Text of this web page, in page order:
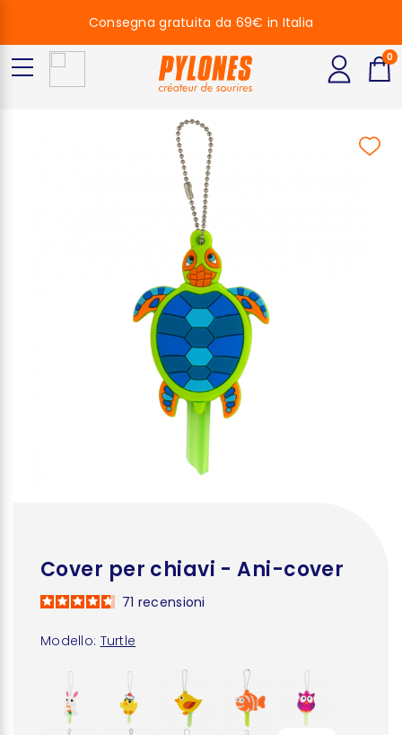
Cover per chiavi - Ani-cover
Modello: Turtle
71 recensioni
Consegna gratuita da 69€ in Italia
0